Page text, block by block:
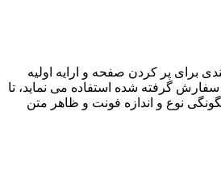
برای پر کردن صفحه و ارایه اولیه
گرفته شده استفاده می نماید، تا
نوع و اندازه فونت و ظاهر متن